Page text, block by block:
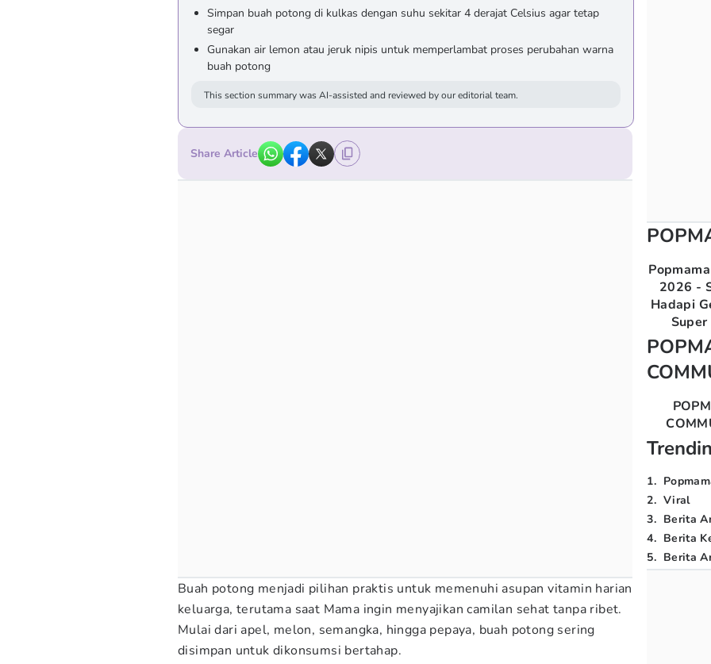
Simpan buah potong di kulkas dengan suhu sekitar 4 derajat Celsius agar tetap
segar
Gunakan air lemon atau jeruk nipis untuk memperlambat proses perubahan warna
buah potong
This section summary was AI-assisted and reviewed by our editorial team.
Share Article
Buah potong menjadi pilihan praktis untuk memenuhi asupan vitamin harian
keluarga, terutama saat Mama ingin menyajikan camilan sehat tanpa ribet.
Mulai dari apel, melon, semangka, hingga pepaya, buah potong sering
disimpan untuk dikonsumsi bertahap.
2026 -
Hadapi
1.
2. Viral
3. Berita
4. Berita
5. Berita